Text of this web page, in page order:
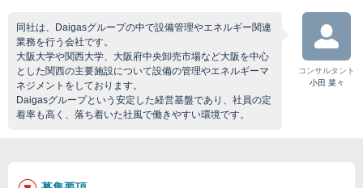
同社は、Daigasグループの中で設備管理やエネルギー関連
業務を行う会社です。
大阪大学や関西大学、大阪府中央卸売市場など大阪を中心
とした関西の主要施設について設備の管理やエネルギーマ
ネジメントをしております。
Daigasグループという安定した経営基盤であり、社員の定
着率も高く、落ち着いた社風で働きやすい環境です。
コンサルタント
小田 菜々